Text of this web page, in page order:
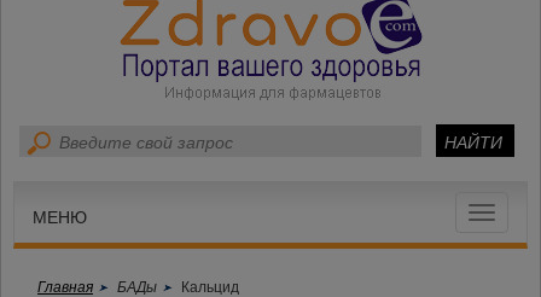
Toggle
МЕНЮ
Главная БАДы Кальцид